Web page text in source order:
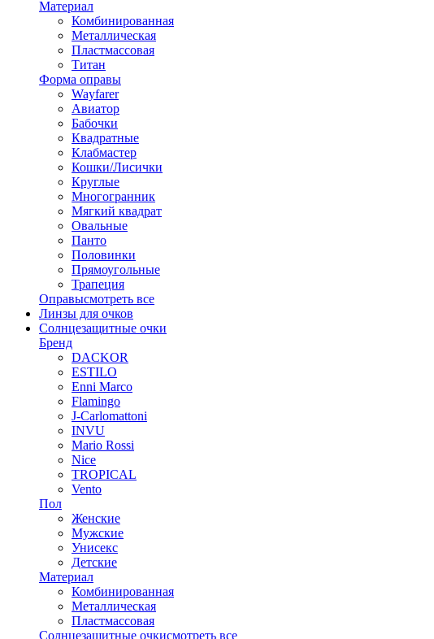
Материал
Комбинированная
Металлическая
Пластмассовая
Титан
Форма оправы
Wayfarer
Авиатор
Бабочки
Квадратные
Клабмастер
Кошки/Лисички
Круглые
Многогранник
Мягкий квадрат
Овальные
Панто
Половинки
Прямоугольные
Трапеция
Оправысмотреть все
Линзы для очков
Солнцезащитные очки
Бренд
DACKOR
ESTILO
Enni Marco
Flamingo
J-Carlomattoni
INVU
Mario Rossi
Nice
TROPICAL
Vento
Пол
Женские
Мужские
Унисекс
Детские
Материал
Комбинированная
Металлическая
Пластмассовая
Солнцезащитные очкисмотреть все